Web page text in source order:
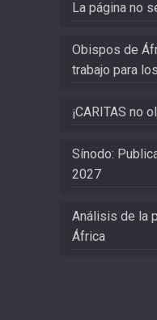
La página no
Obispos de
trabajo para
¡CARITAS no
Sínodo:
2027
Análisis de la
África